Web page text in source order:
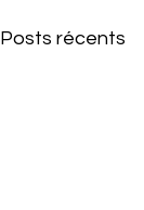
Posts récents